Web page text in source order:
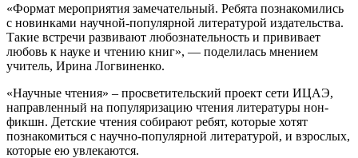
«Формат мероприятия замечательный. Ребята познакомились
с новинками научной-популярной литературой издательства.
Такие встречи развивают любознательность и прививает
любовь к науке и чтению книг», — поделилась мнением
учитель, Ирина Логвиненко.
«Научные чтения» – просветительский проект сети ИЦАЭ,
направленный на популяризацию чтения литературы нон-
фикшн. Детские чтения собирают ребят, которые хотят
познакомиться с научно-популярной литературой, и взрослых,
которые ею увлекаются.